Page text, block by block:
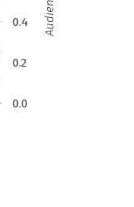
0.0
0.2
0.4